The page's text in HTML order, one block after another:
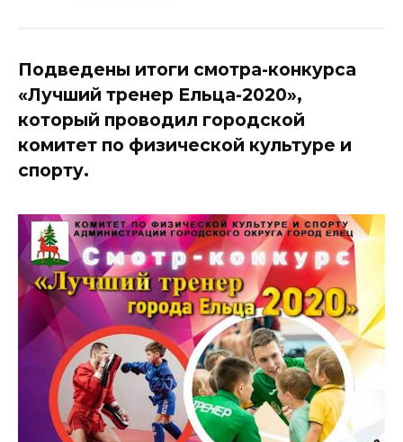
Подведены итоги смотра-конкурса
«Лучший тренер Ельца-2020»,
который проводил городской
комитет по физической культуре и
спорту.